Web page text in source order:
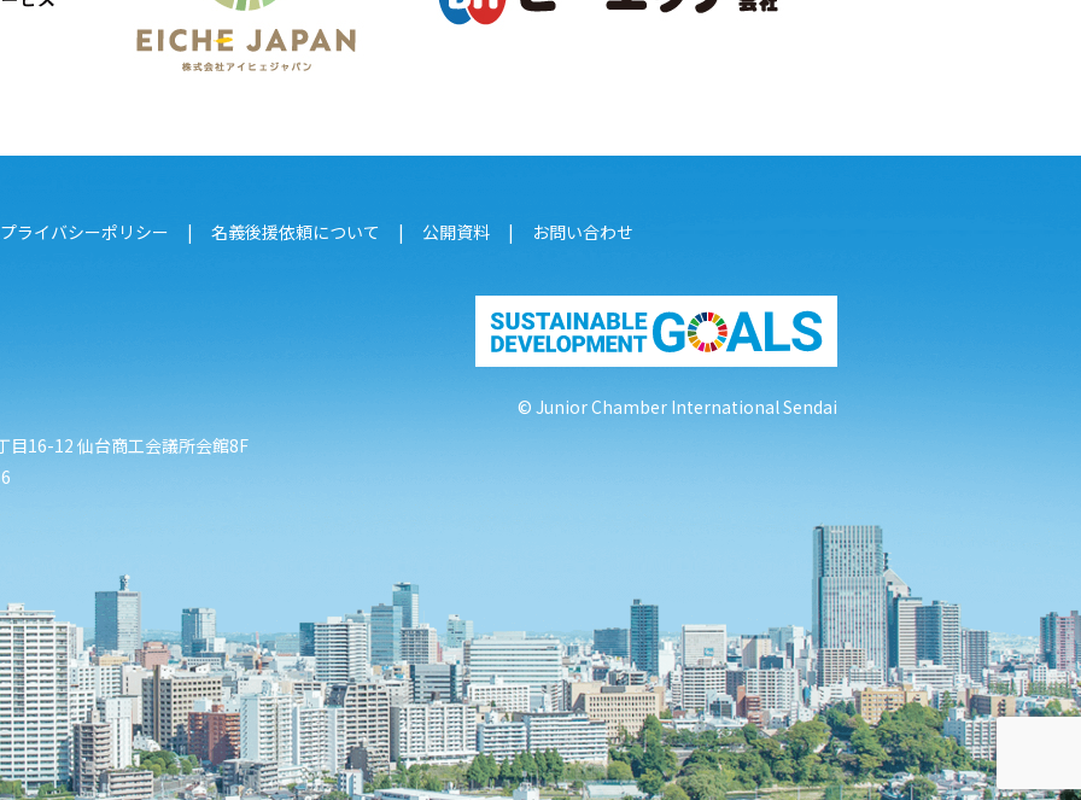
プライバシーポリシー 名義後援依頼について 公開資料 お問い合わせ
目16-12 仙台商工会議所会館8F
© Junior Chamber International Sendai